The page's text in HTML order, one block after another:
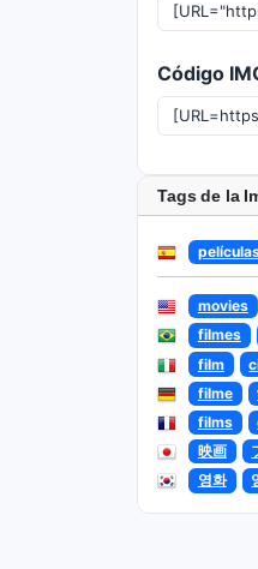
Código
Tags de la
movies
filmes
film
filme
films
映画
영화